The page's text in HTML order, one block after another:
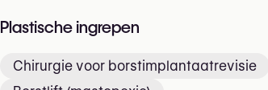
Plastische ingrepen
Chirurgie voor borstimplantaatrevisie